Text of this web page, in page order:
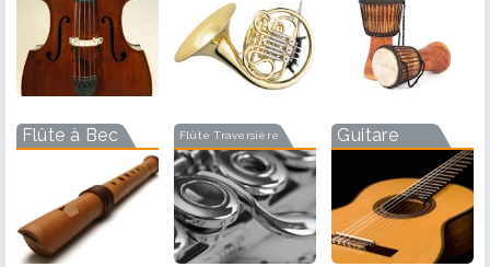
Flûte à Bec Flûte Traversière Guitare